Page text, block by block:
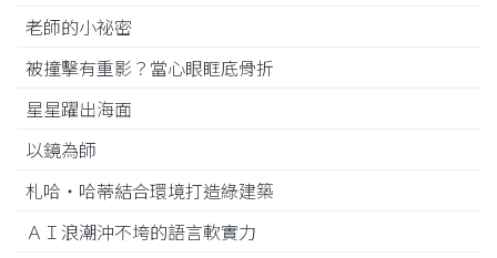
老師的小祕密
被撞擊有重影？當心眼眶底骨折
星星躍出海面
以鏡為師
札哈‧哈蒂結合環境打造綠建築
ＡＩ浪潮沖不垮的語言軟實力